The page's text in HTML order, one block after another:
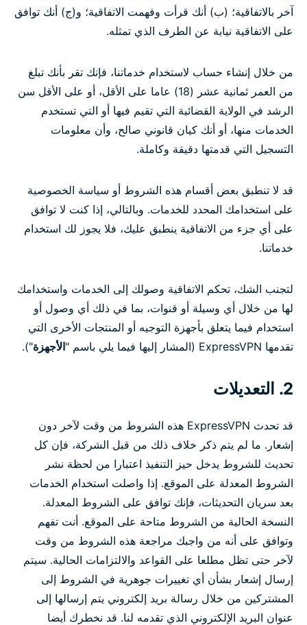
آخر بالاتفاقية؛ (ب) أنك قرأت وفهمت الاتفاقية؛ و(ج) أنك توافق
على الاتفاقية نيابة عن الطرف الذي تمثله.
من خلال إنشاء حساب لاستخدام خدماتنا، فإنك تقر بأنك تبلغ
من العمر ثمانية عشر (18) عاما على الأقل، أو على الأقل سن
الرشد في الولاية القضائية التي تقيم فيها أو التي تستخدم
الخدمات منها، أو أنك كيان قانوني صالح، وأن معلومات
التسجيل التي قدمتها دقيقة وكاملة.
قد لا تنطبق بعض أقسام هذه الشروط أو سياسة الخصوصية
على استخدامك المحدد للخدمات. وبالتالي، إذا كنت لا توافق
على أي جزء من الاتفاقية ينطبق عليك، فلا يجوز لك استخدام
خدماتنا.
لتجنب الشك، تحكم الاتفاقية وصولك إلى الخدمات واستخدامك
لها من خلال أي وسيلة أو قنوات، بما في ذلك أي وصول أو
استخدام فيما يتعلق بأجهزة التوجيه أو المنتجات الأخرى التي
تقدمها ExpressVPN (المشار إليها فيما يلي باسم "
الأجهزة").
2. التعديلات
قد تحدث ExpressVPN هذه الشروط من وقت لآخر دون
إشعار. ما لم يتم ذكر خلاف ذلك من قبل الشركة، فإن كل
تحديث للشروط يدخل حيز التنفيذ اعتبارا من لحظة نشر
الشروط المعدلة على الموقع. إذا واصلت استخدام الخدمات
بعد سريان التحديثات، فإنك توافق على الشروط المعدلة.
النسخة الحالية من الشروط متاحة على الموقع. أنت تفهم
وتوافق على أنه من واجبك مراجعة هذه الشروط من وقت
لآخر حتى تظل مطلعا على القواعد والالتزامات الحالية. سيتم
إرسال إشعار بشأن أي تغييرات جوهرية في الشروط إلى
المشتركين من خلال رسالة بريد إلكتروني يتم إرسالها إلى
عنوان البريد الإلكتروني الذي تقدمه لنا. قد نخطرك أيضا